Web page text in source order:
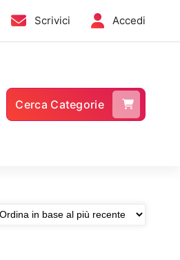
Scrivici Accedi
Cerca Categorie